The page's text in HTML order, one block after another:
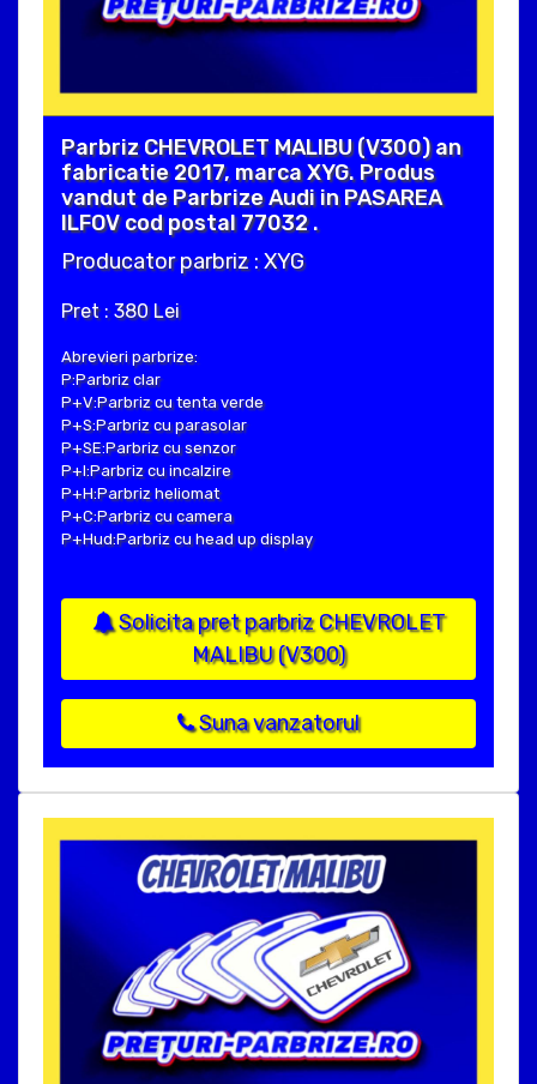
Parbriz CHEVROLET MALIBU (V300) an
fabricatie 2017, marca XYG. Produs
vandut de Parbrize Audi in PASAREA
ILFOV cod postal 77032 .
Producator parbriz : XYG
Pret : 380 Lei
Abrevieri parbrize:
P:Parbriz clar
P+V:Parbriz cu tenta verde
P+S:Parbriz cu parasolar
P+SE:Parbriz cu senzor
P+I:Parbriz cu incalzire
P+H:Parbriz heliomat
P+C:Parbriz cu camera
P+Hud:Parbriz cu head up display
Solicita pret parbriz CHEVROLET
MALIBU (V300)
Suna vanzatorul